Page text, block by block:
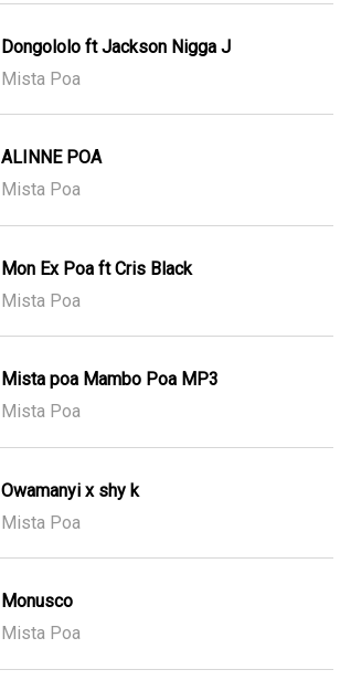
Dongololo ft Jackson Nigga J
Mista Poa
ALINNE POA
Mista Poa
Mon Ex Poa ft Cris Black
Mista Poa
Mista poa Mambo Poa MP3
Mista Poa
Owamanyi x shy k
Mista Poa
Monusco
Mista Poa